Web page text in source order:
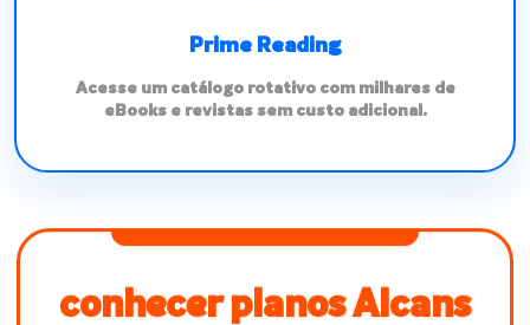
Prime Reading
Acesse um catálogo rotativo com milhares de
eBooks e revistas sem custo adicional.
conhecer planos Alcans